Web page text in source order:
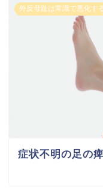
外反母趾は常識で悪化す
症状不明の足の